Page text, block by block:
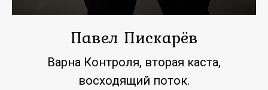
Павел Пискарёв
Варна Контроля, вторая каста,
восходящий поток.